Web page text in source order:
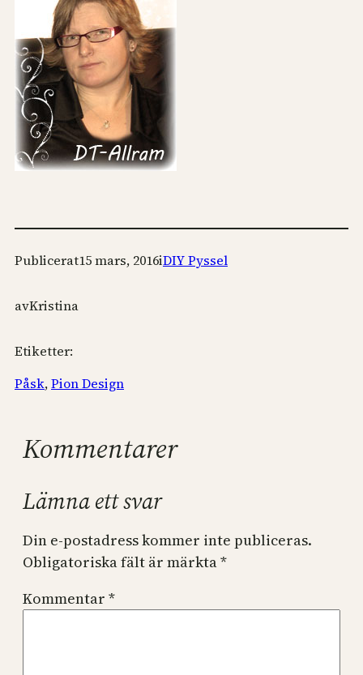
Publicerat15 mars, 2016iDIY Pyssel
avKristina
Etiketter:
Påsk, Pion Design
Kommentarer
Lämna ett svar
Din e-postadress kommer inte publiceras.
Obligatoriska fält är märkta*
Kommentar *